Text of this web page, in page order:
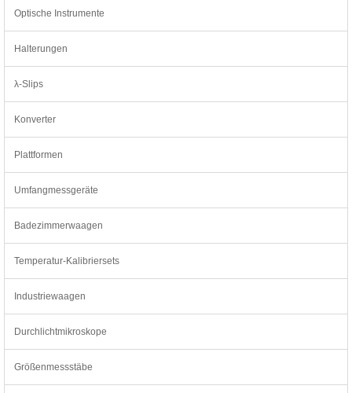
Optische Instrumente
Halterungen
λ-Slips
Konverter
Plattformen
Umfangmessgeräte
Badezimmerwaagen
Temperatur-Kalibriersets
Industriewaagen
Durchlichtmikroskope
Größenmessstäbe